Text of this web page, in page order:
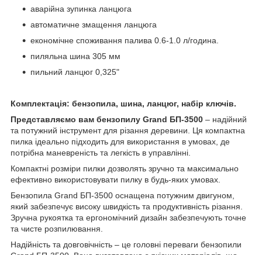
аварійна зупинка ланцюга
автоматичне змащення ланцюга
економічне споживання палива 0.6-1.0 л/година.
пиляльна шина 305 мм
пильний ланцюг 0,325"
Комплектація: бензопила, шина, ланцюг, набір ключів.
Представляємо вам бензопилу Grand БП-3500 – надійний
та потужний інструмент для різання деревини. Ця компактна
пилка ідеально підходить для використання в умовах, де
потрібна маневреність та легкість в управлінні.
Компактні розміри пилки дозволять зручно та максимально
ефективно використовувати пилку в будь-яких умовах.
Бензопила Grand БП-3500 оснащена потужним двигуном,
який забезпечує високу швидкість та продуктивність різання.
Зручна рукоятка та ергономічний дизайн забезпечують точне
та чисте розпилювання.
Надійність та довговічність – це головні переваги бензопили